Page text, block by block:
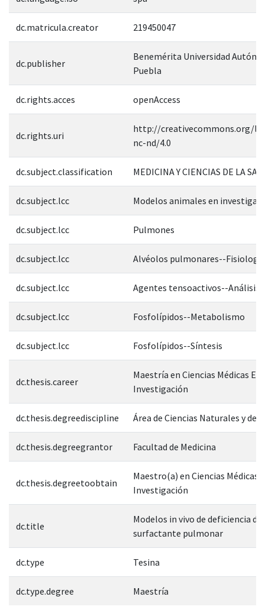
dc.matricula.creator 219450047
dc.publisher
Benemérita Universidad
Puebla
dc.rights.acces openAccess
dc.rights.uri
http://creativecommons.org/
nc-nd/4.0
dc.subject.classification MEDICINA Y CIENCIAS DE LA
dc.subject.lcc Modelos animales en
dc.subject.lcc Pulmones
dc.subject.lcc Alvéolos pulmonares--Fisiología
dc.subject.lcc Agentes tensoactivos--Análisis
dc.subject.lcc Fosfolípidos--Metabolismo
dc.subject.lcc Fosfolípidos--Síntesis
dc.thesis.career
Maestría en Ciencias Médicas E
Investigación
dc.thesis.degreediscipline Área de Ciencias Naturales y de
dc.thesis.degreegrantor Facultad de Medicina
dc.thesis.degreetoobtain
Maestro(a) en Ciencias Médicas e
Investigación
dc.title
Modelos in vivo de deficiencia de
surfactante pulmonar
dc.type Tesina
dc.type.degree Maestría